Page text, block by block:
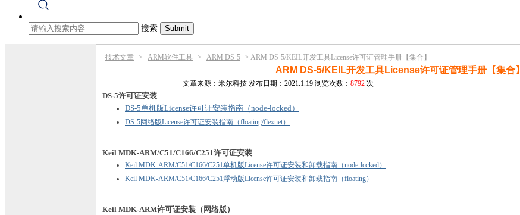
搜索
技术文章 > ARM软件工具 > ARM DS-5 > ARM DS-5/KEIL开发工具License许可证管理手册【集合】
ARM DS-5/KEIL开发工具License许可证管理手册【集合】
文章来源： 米尔科技 发布日期：2021.1.19 浏览次数： 8792 次
DS-5许可证安装
DS-5单机版License许可证安装指南（node-locked）
DS-5网络版License许可证安装指南（floating/flexnet）
Keil MDK-ARM/C51/C166/C251许可证安装
Keil MDK-ARM/C51/C166/C251单机版License许可证安装和卸载指南（node-locked）
Keil MDK-ARM/C51/C166/C251浮动版License许可证安装和卸载指南（floating）
Keil MDK-ARM许可证安装（网络版）